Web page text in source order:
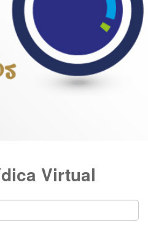
Virtual